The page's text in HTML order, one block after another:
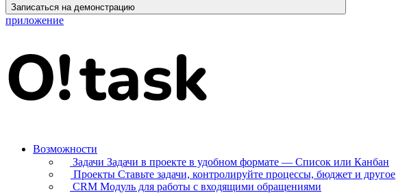
Записаться на демонстрацию
приложение
Возможности
Задачи Задачи в проекте в удобном формате — Список или Канбан
Проекты Ставьте задачи, контролируйте процессы, бюджет и другое
CRM Модуль для работы с входящими обращениями